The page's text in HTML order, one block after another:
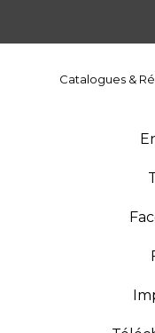
Catalogues &